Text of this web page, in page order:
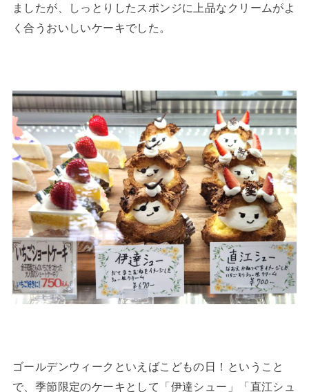
ましたが、しっとりしたスポンジに上品なクリームがよ
く合うおいしいケーキでした。
ゴールデンウィークといえばこどもの日！ということ
で、季節限定のケーキとして「伊達シュー」「直江シュ